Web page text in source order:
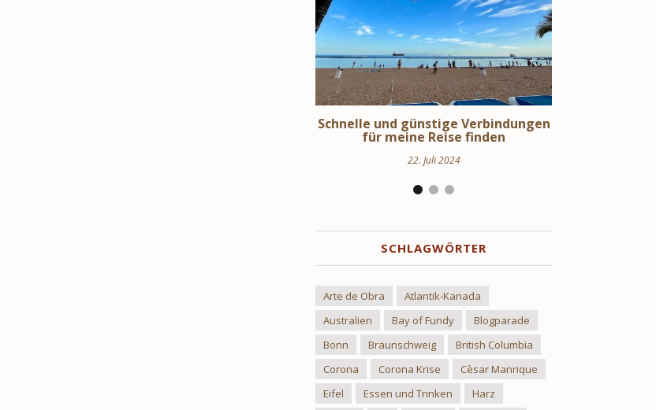
Schweden Urlaub – Haus am See in
Uppland
24. März 2024
SCHLAGWÖRTER
Arte de Obra
Atlantik-Kanada
Australien
Bay of Fundy
Blogparade
Bonn
Braunschweig
British Columbia
Corona
Corona Krise
Cèsar Manrique
Eifel
Essen und Trinken
Harz